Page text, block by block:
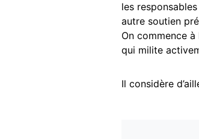
les
autre soutien
On commence
qui milite
Il considère